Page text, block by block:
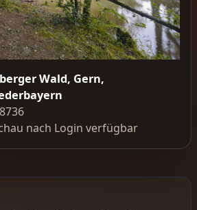
Wald, Gern,
nach Login verfügbar